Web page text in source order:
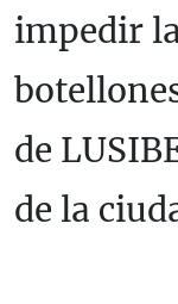
impedir
de
de la